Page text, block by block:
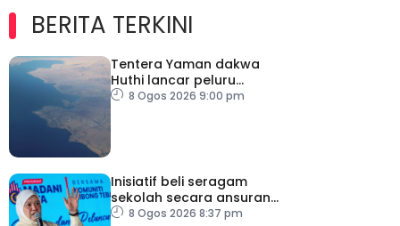
BERITA TERKINI
Tentera Yaman dakwa
Huthi lancar peluru
berpandu ke arah Laut
8 Ogos 2026 9:00 pm
Inisiatif beli seragam
sekolah secara ansuran
ringankan beban ibu
8 Ogos 2026 8:37 pm